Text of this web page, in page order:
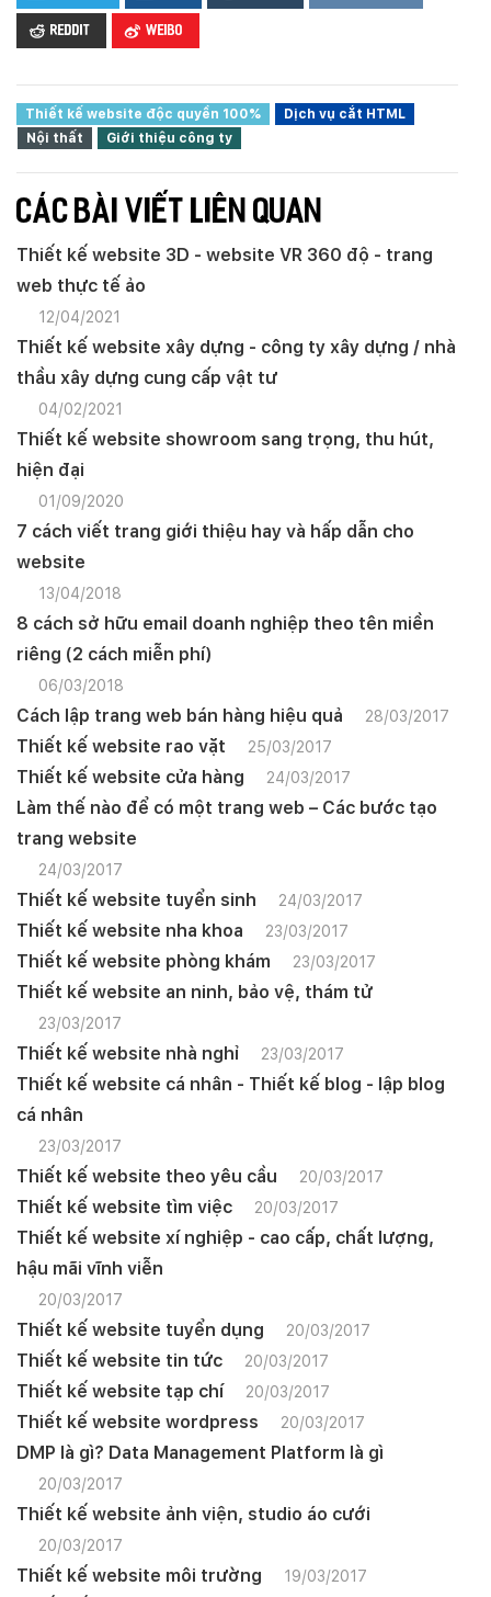
Reddit Weibo
Thiết kế website độc quyền 100%
Dịch vụ cắt HTML
Nội thất
Giới thiệu công ty
CÁC BÀI VIẾT LIÊN QUAN
Thiết kế website 3D - website VR 360 độ - trang
web thực tế ảo
12/04/2021
Thiết kế website xây dựng - công ty xây dựng / nhà
thầu xây dựng cung cấp vật tư
04/02/2021
Thiết kế website showroom sang trọng, thu hút,
hiện đại
01/09/2020
7 cách viết trang giới thiệu hay và hấp dẫn cho
website
13/04/2018
8 cách sở hữu email doanh nghiệp theo tên miền
riêng (2 cách miễn phí)
06/03/2018
Cách lập trang web bán hàng hiệu quả 28/03/2017
Thiết kế website rao vặt 25/03/2017
Thiết kế website cửa hàng 24/03/2017
Làm thế nào để có một trang web – Các bước tạo
trang website
24/03/2017
Thiết kế website tuyển sinh 24/03/2017
Thiết kế website nha khoa 23/03/2017
Thiết kế website phòng khám 23/03/2017
Thiết kế website an ninh, bảo vệ, thám tử
23/03/2017
Thiết kế website nhà nghỉ 23/03/2017
Thiết kế website cá nhân - Thiết kế blog - lập blog
cá nhân
23/03/2017
Thiết kế website theo yêu cầu 20/03/2017
Thiết kế website tìm việc 20/03/2017
Thiết kế website xí nghiệp - cao cấp, chất lượng,
hậu mãi vĩnh viễn
20/03/2017
Thiết kế website tuyển dụng 20/03/2017
Thiết kế website tin tức 20/03/2017
Thiết kế website tạp chí 20/03/2017
Thiết kế website wordpress 20/03/2017
DMP là gì? Data Management Platform là gì
20/03/2017
Thiết kế website ảnh viện, studio áo cưới
20/03/2017
Thiết kế website môi trường 19/03/2017